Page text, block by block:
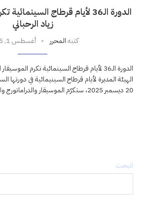
الدورة الـ36 لأيام قرطاج
زياد الرحباني
كتبهالمحرر أغسطس 1, 2025
الدورة الـ36 لأيام قرطاج السينمائية تكرم
20 ديسمبر 2025، ستكرّم الموسيقار والدراماتورج والممثل …
البحث